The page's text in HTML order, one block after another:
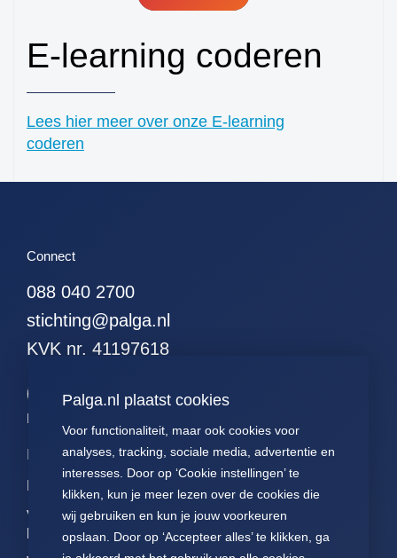
Palga.nl plaatst cookies
Voor functionaliteit, maar ook cookies voor
analyses, tracking, sociale media, advertentie en
interesses. Door op ‘Cookie instellingen’ te
klikken, kun je meer lezen over de cookies die
wij gebruiken en kun je jouw voorkeuren
opslaan. Door op ‘Accepteer alles’ te klikken, ga
48. alle
lymfomen (NH+HD)
kleinere excisies)
56. alle wormen
57. alle hormonen
58. alle
59. alle neuro-
E-learning coderen
Lees hier meer over onze E-learning
coderen
Connect
088 040 2700
stichting@palga.nl
KVK nr. 41197618
Palga links
Impact
Data
Voor
pathologen
Contact
Over ons
FAQ
Nieuws
Presentaties
Voor patiënten
Jaarverslagen
Statuten Palga